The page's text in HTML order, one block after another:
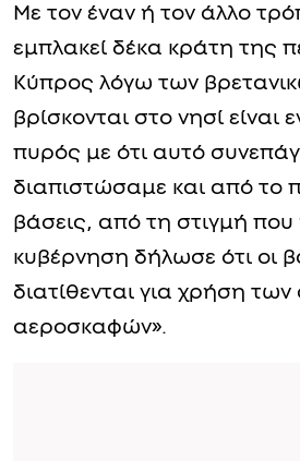
Με τον έναν ή τον άλλο
εμπλακεί δέκα κράτη της
Κύπρος λόγω των
βρίσκονται στο νησί είναι
πυρός με ότι αυτό
διαπιστώσαμε και από το
βάσεις, από τη στιγμή που
κυβέρνηση δήλωσε ότι οι
διατίθενται για χρήση
αεροσκαφών».